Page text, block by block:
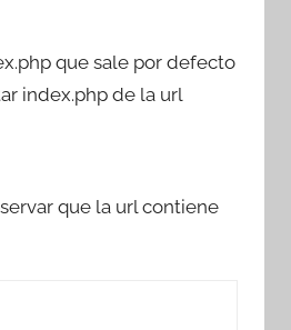
que sale por defecto
index.php de la url
que la url contiene